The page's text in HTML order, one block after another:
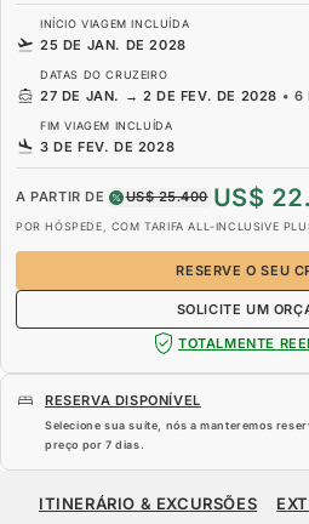
INÍCIO VIAGEM INCLUÍDA
25 DE JAN. DE 2028
DATAS DO CRUZEIRO
27 DE JAN. → 2 DE FEV. DE 2028 • 6
FIM VIAGEM INCLUÍDA
3 DE FEV. DE 2028
A PARTIR DE US$ 25.400 US$
POR HÓSPEDE, COM TARIFA ALL-INCLUSIVE
RESERVE O SEU
SOLICITE UM
TOTALMENTE
RESERVA DISPONÍVEL
Selecione sua suíte, nós a manteremos
preço por 7 dias.
A PARTIR DE US$
ITINERÁRIO & EXCURSÕES